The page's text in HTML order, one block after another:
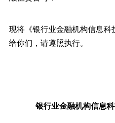
现将《银行业金融机构信息
给你们，请遵照执行。
银行业金融机构信息